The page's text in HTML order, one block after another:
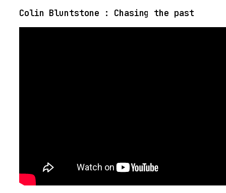
Colin Bluntstone : Chasing the past